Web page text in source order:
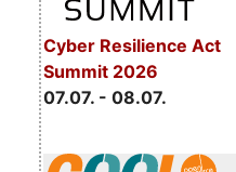
Cyber Resilience Act
Summit 2026
07.07. - 08.07.